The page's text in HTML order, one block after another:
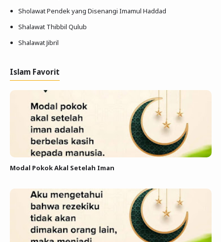
Sholawat Pendek yang Disenangi Imamul Haddad
Shalawat Thibbil Qulub
Shalawat Jibril
Islam Favorit
Modal Pokok Akal Setelah Iman